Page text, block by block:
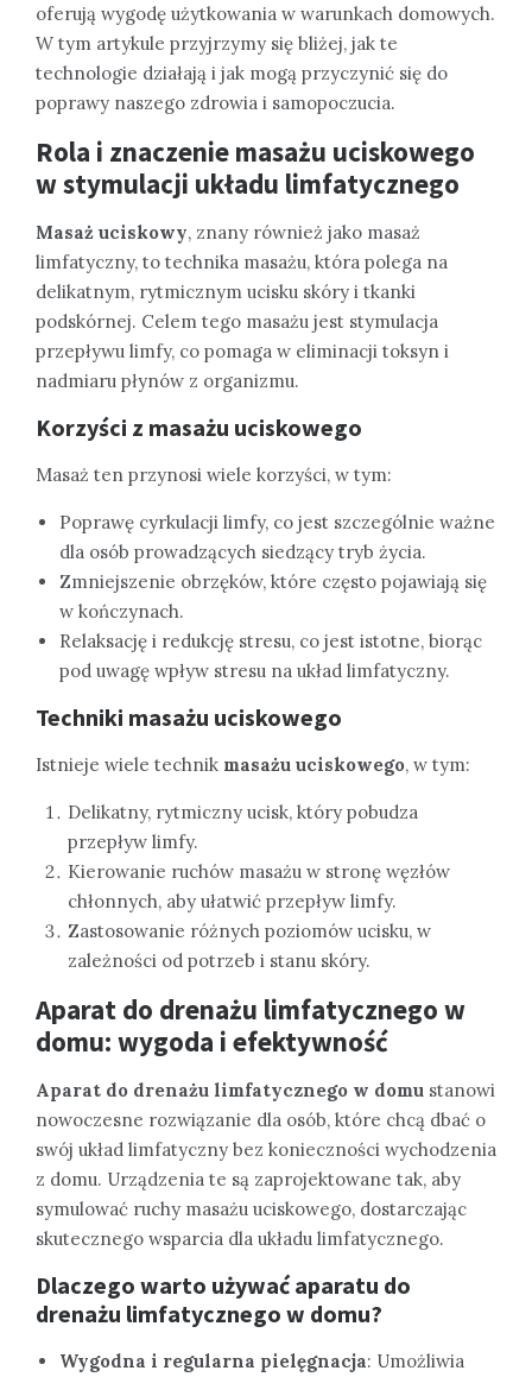
oferują wygodę użytkowania w warunkach domowych.
W tym artykule przyjrzymy się bliżej, jak te
technologie działają i jak mogą przyczynić się do
poprawy naszego zdrowia i samopoczucia.
Rola i znaczenie masażu uciskowego
w stymulacji układu limfatycznego
Masaż uciskowy, znany również jako masaż
limfatyczny, to technika masażu, która polega na
delikatnym, rytmicznym ucisku skóry i tkanki
podskórnej. Celem tego masażu jest stymulacja
przepływu limfy, co pomaga w eliminacji toksyn i
nadmiaru płynów z organizmu.
Korzyści z masażu uciskowego
Masaż ten przynosi wiele korzyści, w tym:
Poprawę cyrkulacji limfy, co jest szczególnie ważne
dla osób prowadzących siedzący tryb życia.
Zmniejszenie obrzęków, które często pojawiają się
w kończynach.
Relaksację i redukcję stresu, co jest istotne, biorąc
pod uwagę wpływ stresu na układ limfatyczny.
Techniki masażu uciskowego
Istnieje wiele technik masażu uciskowego, w tym:
Delikatny, rytmiczny ucisk, który pobudza
przepływ limfy.
Kierowanie ruchów masażu w stronę węzłów
chłonnych, aby ułatwić przepływ limfy.
Zastosowanie różnych poziomów ucisku, w
zależności od potrzeb i stanu skóry.
Aparat do drenażu limfatycznego w
domu: wygoda i efektywność
Aparat do drenażu limfatycznego w domu stanowi
nowoczesne rozwiązanie dla osób, które chcą dbać o
swój układ limfatyczny bez konieczności wychodzenia
z domu. Urządzenia te są zaprojektowane tak, aby
symulować ruchy masażu uciskowego, dostarczając
skutecznego wsparcia dla układu limfatycznego.
Dlaczego warto używać aparatu do
drenażu limfatycznego w domu?
Wygodna i regularna pielęgnacja: Umożliwia